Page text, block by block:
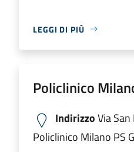
LEGGI DI PIÙ
Policlinico
IndirizzoVia
Policlinico Milano PS